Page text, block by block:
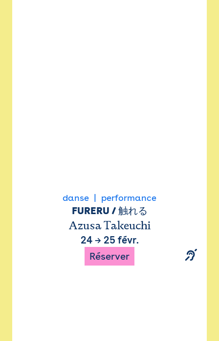
danse performance
FURERU / 触れる
Azusa Takeuchi
24→ 25 févr.
Réserver